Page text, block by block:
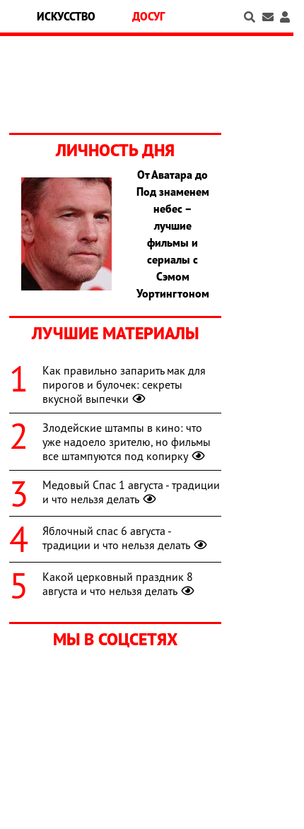
ИСКУССТВО ДОСУГ
ЛИЧНОСТЬ ДНЯ
От Аватара до
Под знаменем
небес –
лучшие
фильмы и
сериалы с
Сэмом
Уортингтоном
ЛУЧШИЕ МАТЕРИАЛЫ
Как правильно запарить мак для
пирогов и булочек: секреты
вкусной выпечки
Злодейские штампы в кино: что
уже надоело зрителю, но фильмы
все штампуются под копирку
Медовый Спас 1 августа - традиции
и что нельзя делать
Яблочный спас 6 августа -
традиции и что нельзя делать
Какой церковный праздник 8
августа и что нельзя делать
МЫ В СОЦСЕТЯХ